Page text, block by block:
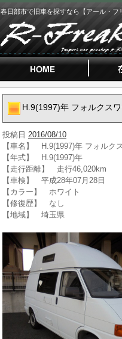
春日部市で旧車を探すなら【アール・フ
H.9(1997)年 フォルクス
投稿日 2016/08/10
【車名】 H.9(1997)年 フォルク
【年式】 H.9(1997)年
【走行距離】 走行46,020km
【車検】 平成28年07月28日
【カラー】 ホワイト
【修復歴】 なし
【地域】 埼玉県